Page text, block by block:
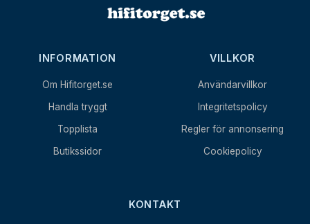
INFORMATION
Om Hifitorget.se
Handla tryggt
Topplista
Butikssidor
VILLKOR
Användarvillkor
Integritetspolicy
Regler för annonsering
Cookiepolicy
KONTAKT